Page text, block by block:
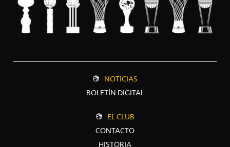
NOTICIAS
BOLETÍN DIGITAL
EL CLUB
CONTACTO
HISTORIA